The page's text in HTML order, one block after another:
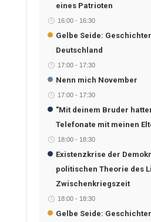
eines Patrioten
16:00- 16:30
Gelbe Seide:
Deutschland
17:00- 17:30
Nenn mich November
17:00- 17:30
"Mit deinem Bruder
Telefonate mit meinen
18:00- 18:30
Existenzkrise der
politischen Theorie des
Zwischenkriegszeit
18:00- 18:30
Gelbe Seide: